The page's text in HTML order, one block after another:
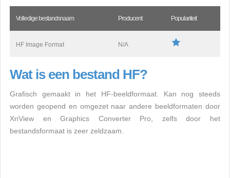
Volledige bestandsnaam Producent Populariteit
HF Image Format N/A
Wat is een bestand HF?
Grafisch gemaakt in het HF-beeldformaat. Kan nog steeds
worden geopend en omgezet naar andere beeldformaten door
XnView en Graphics Converter Pro, zelfs door het
bestandsformaat is zeer zeldzaam.